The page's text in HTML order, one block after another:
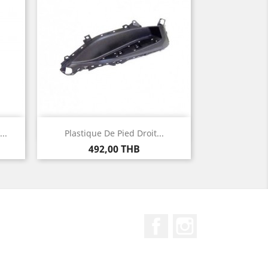
Plastique De Pied Droit...
Prix
492,00 THB
Aperçu rapide